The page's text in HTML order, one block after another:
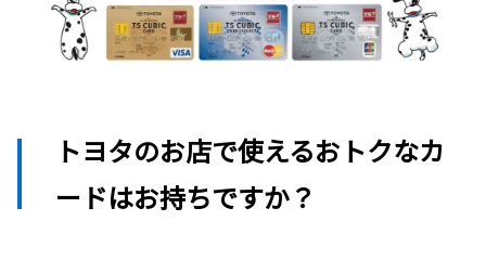
トヨタのお店で使えるおトクなカ
ードはお持ちですか？